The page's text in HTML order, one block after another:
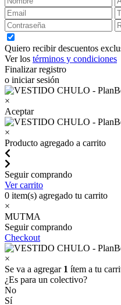
Quiero recibir descuentos
Ver los términos y condiciones
Finalizar registro
o iniciar sesión
×
Aceptar
×
Producto agregado a carrito
Seguir comprando
Ver carrito
0 item(s) agregado tu carrito
×
MUTMA
Seguir comprando
Checkout
×
Se va a agregar 1 ítem a tu
¿Es para un colectivo?
No
Sí